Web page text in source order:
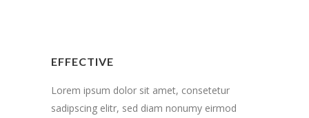
EFFECTIVE
Lorem ipsum dolor sit amet, consetetur
sadipscing elitr, sed diam nonumy eirmod